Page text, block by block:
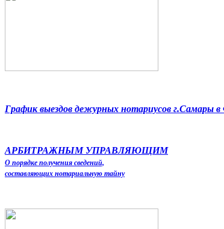
График выездов дежурных нотариусов
АРБИТРАЖНЫМ УПРАВЛЯЮЩИМ
О порядке получения сведений,
составляющих нотариальную тайну